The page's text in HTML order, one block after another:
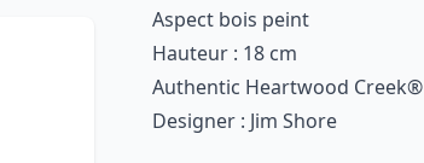
Aspect bois peint
Hauteur : 18 cm
Authentic Heartwood Creek®
Designer : Jim Shore